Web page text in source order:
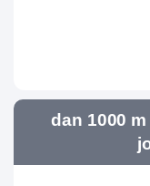
dan 1000